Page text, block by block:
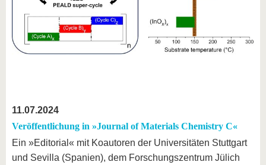
11.07.2024
Veröffentlichung in »Journal of Materials Chemistry C«
Ein »Editorial« mit Koautoren der Universitäten Stuttgart
und Sevilla (Spanien), dem Forschungszentrum Jülich